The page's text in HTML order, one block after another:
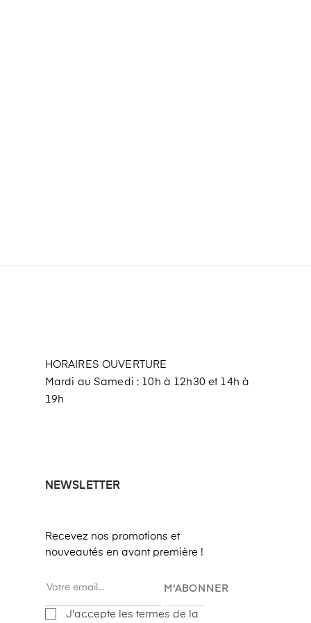
HORAIRES OUVERTURE
Mardi au Samedi : 10h à 12h30 et 14h à
19h
NEWSLETTER
Recevez nos promotions et
nouveautés en avant première !
M'ABONNER
J'accepte les termes de la